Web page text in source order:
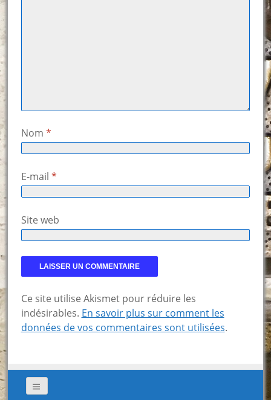
Nom *
E-mail *
Site web
Ce site utilise Akismet pour réduire les
indésirables. En savoir plus sur comment les
données de vos commentaires sont utilisées.